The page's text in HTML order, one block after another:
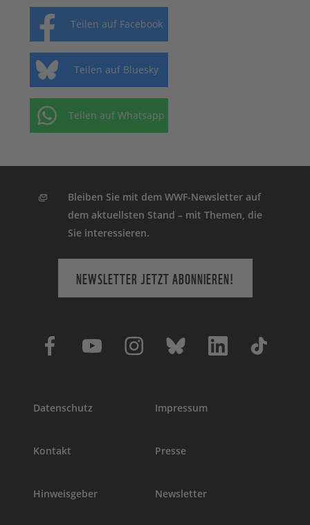
Teilen auf Facebook
Teilen auf Bluesky
Teilen auf Whatsapp
Bleiben Sie mit dem WWF-Newsletter auf
dem aktuellsten Stand – mit Themen, die
Sie interessieren.
NEWSLETTER JETZT ABONNIEREN!
Datenschutz Impressum
Kontakt Presse
Hinweisgeber Newsletter